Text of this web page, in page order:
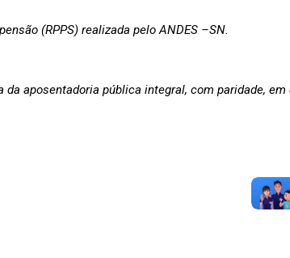
(RPPS) realizada pelo ANDES –SN.
aposentadoria pública integral, com paridade, em